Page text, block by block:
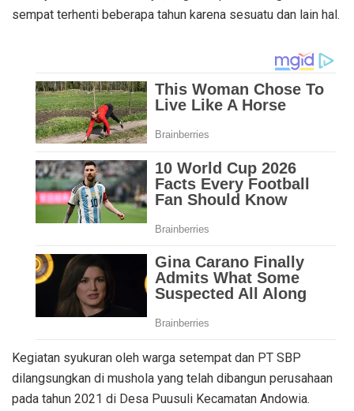
sempat terhenti beberapa tahun karena sesuatu dan lain hal.
Kegiatan syukuran oleh warga setempat dan PT SBP
dilangsungkan di mushola yang telah dibangun perusahaan
pada tahun 2021 di Desa Puusuli Kecamatan Andowia.